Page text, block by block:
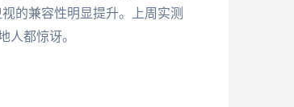
的兼容性明显提升。上周实测
人都惊讶。